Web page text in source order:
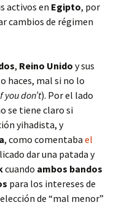
activos en Egipto, por
cambios de régimen
, Reino Unido y sus
haces, mal si no lo
don’t). Por el lado
se tiene claro si
yihadista, y
, como comentaba el
dar una patada y
cuando ambos bandos
para los intereses de
de “mal menor”